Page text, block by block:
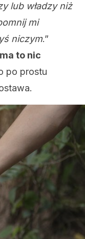
lub władzy niż
mi
niczym.”
to nic
po prostu